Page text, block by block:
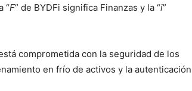
“F” de BYDFi significa Finanzas y la “i”
comprometida con la seguridad de los
en frío de activos y la autenticación